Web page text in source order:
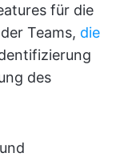
für die
Teams, die
des